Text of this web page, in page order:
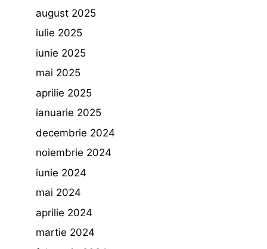
august 2025
iulie 2025
iunie 2025
mai 2025
aprilie 2025
ianuarie 2025
decembrie 2024
noiembrie 2024
iunie 2024
mai 2024
aprilie 2024
martie 2024